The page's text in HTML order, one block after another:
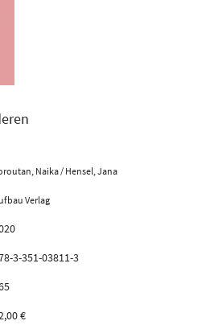
Naika / Hensel, Jana
Verlag
3-351-03811-3
€